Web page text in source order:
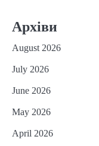
Архіви
August 2026
July 2026
June 2026
May 2026
April 2026